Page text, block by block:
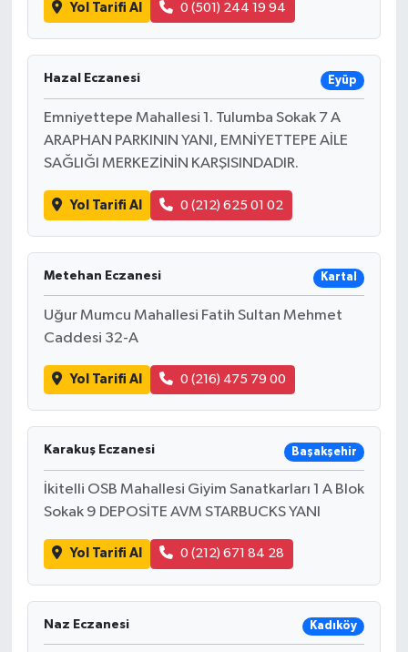
Yol Tarifi Al 0 (501) 244 19 94
Hazal Eczanesi Eyüp
Emniyettepe Mahallesi 1. Tulumba Sokak 7 A
ARAPHAN PARKININ YANI, EMNİYETTEPE AİLE
SAĞLIĞI MERKEZİNİN KARŞISINDADIR.
Yol Tarifi Al 0 (212) 625 01 02
Metehan Eczanesi Kartal
Uğur Mumcu Mahallesi Fatih Sultan Mehmet
Caddesi 32-A
Yol Tarifi Al 0 (216) 475 79 00
Karakuş Eczanesi Başakşehir
İkitelli OSB Mahallesi Giyim Sanatkarları 1 A Blok
Sokak 9 DEPOSİTE AVM STARBUCKS YANI
Yol Tarifi Al 0 (212) 671 84 28
Naz Eczanesi Kadıköy